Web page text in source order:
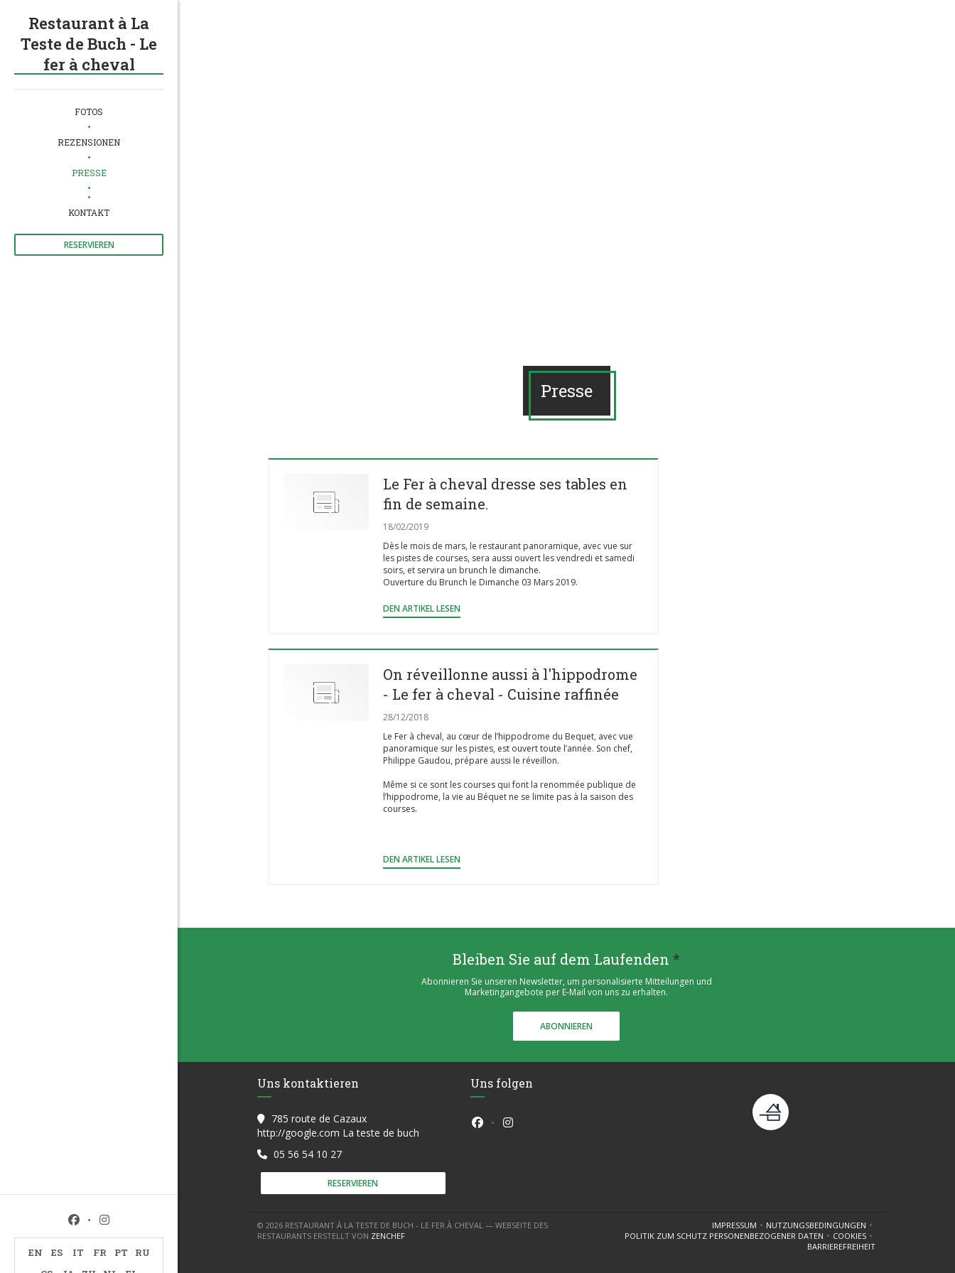
Restaurant à La
Teste de Buch - Le
fer à cheval
FOTOS
REZENSIONEN
PRESSE
((ÖFFNET EIN NEUES FENSTER))
KONTAKT
RESERVIEREN
Facebook ((öffnet ein neues Fenster))
Instagram ((öffnet ein neues Fenster))
EN ES IT FR PT
RU
Presse
Le Fer à cheval dresse ses tables en
fin de semaine.
18/02/2019
Dès le mois de mars, le restaurant panoramique, avec vue sur
les pistes de courses, sera aussi ouvert les vendredi et samedi
soirs, et servira un brunch le dimanche.
Ouverture du Brunch le Dimanche 03 Mars 2019.
DEN ARTIKEL LESEN
On réveillonne aussi à l'hippodrome
- Le fer à cheval - Cuisine raffinée
28/12/2018
Le Fer à cheval, au cœur de l’hippodrome du Bequet, avec vue
panoramique sur les pistes, est ouvert toute l’année. Son chef,
Philippe Gaudou, prépare aussi le réveillon.
Même si ce sont les courses qui font la renommée publique de
l’hippodrome, la vie au Béquet ne se limite pas à la saison des
courses.
DEN ARTIKEL LESEN
Bleiben Sie auf dem Laufenden *
Abonnieren Sie unseren Newsletter, um personalisierte Mitteilungen und
Marketingangebote per E-Mail von uns zu erhalten.
ABONNIEREN
Uns kontaktieren
785 route de Cazaux
http://google.com La teste de buch ((öffnet ein neues Fenster))
05 56 54 10 27
RESERVIEREN
Uns folgen
Facebook ((öffnet ein neues Fenster))
Instagram ((öffnet ein neues Fenster))
© 2026 RESTAURANT À LA TESTE DE BUCH - LE FER À CHEVAL — WEBSEITE DES
RESTAURANTS ERSTELLT VON ZENCHEF((ÖFFNET EIN NEUES FENSTER))
IMPRESSUM((ÖFFNET EIN NEUES FENSTER))
NUTZUNGSBEDINGUNGEN((ÖFFNET EIN NEUES FENSTER))
POLITIK ZUM SCHUTZ PERSONENBEZOGENER DATEN
((ÖFFNET EIN NEUES FENSTER))COOKIES((ÖFFNET EIN NEUES
BARRIEREFREIHEIT((ÖFFNET EIN NEUES FENSTER))